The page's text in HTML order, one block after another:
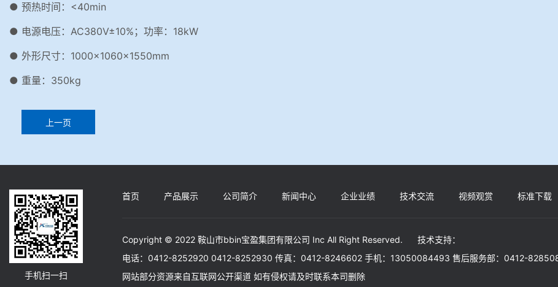
● 预热时间：<40min
● 电源电压：AC380V±10%；功率：18kW
● 外形尺寸：1000×1060×1550mm
● 重量：350kg
上一页
手机扫一扫
首页 产品展示 公司简介 新闻中心 企业业绩 技术交流 视频观赏 标准下载
Copyright © 2022 鞍山市bbin宝盈集团有限公司 Inc All Right Reserved. 技术支持：
电话：0412-8252920 0412-8252930 传真：0412-8246602 手机：13050084493 售后服务部：0412-
网站部分资源来自互联网公开渠道 如有侵权请及时联系本司删除